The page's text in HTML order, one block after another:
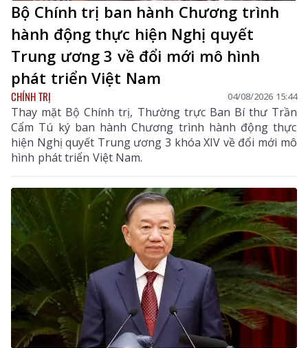
Bộ Chính trị ban hành Chương trình
hành động thực hiện Nghị quyết
Trung ương 3 về đổi mới mô hình
phát triển Việt Nam
CHÍNH TRỊ 04/08/2026 15:44
Thay mặt Bộ Chính trị, Thường trực Ban Bí thư Trần
Cẩm Tú ký ban hành Chương trình hành động thực
hiện Nghị quyết Trung ương 3 khóa XIV về đổi mới mô
hình phát triển Việt Nam.